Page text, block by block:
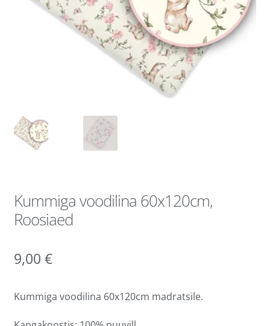
Kummiga voodilina 60x120cm,
Roosiaed
9,00 €
Kummiga voodilina 60x120cm madratsile.